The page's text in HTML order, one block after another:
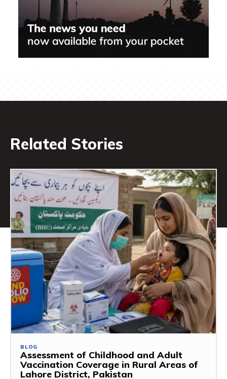
Related Stories
BLOG
Assessment of Childhood and Adult
Vaccination Coverage in Rural Areas of
Lahore District, Pakistan